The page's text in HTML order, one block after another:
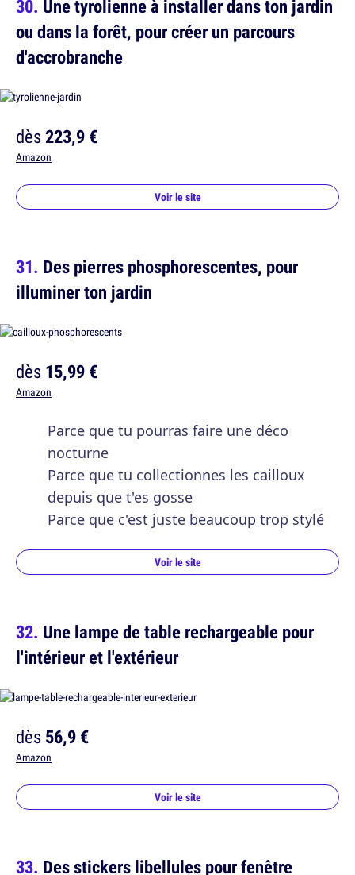
Une tyrolienne à installer dans ton jardin
ou dans la forêt, pour créer un parcours
d'accrobranche
dès223,9 €
Amazon
Voir le site
Des pierres phosphorescentes, pour
illuminer ton jardin
dès15,99 €
Amazon
Parce que tu pourras faire une déco
nocturne
Parce que tu collectionnes les cailloux
depuis que t'es gosse
Parce que c'est juste beaucoup trop stylé
Voir le site
Une lampe de table rechargeable pour
l'intérieur et l'extérieur
dès56,9 €
Amazon
Voir le site
Des stickers libellules pour fenêtre